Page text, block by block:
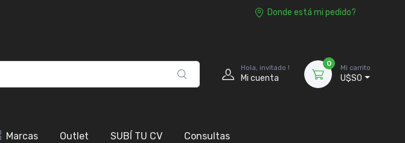
Donde está mi pedido?
Hola, invitado !
Mi cuenta
0
Mi carrito
U$S0
Marcas Outlet SUBÍ TU CV Consultas